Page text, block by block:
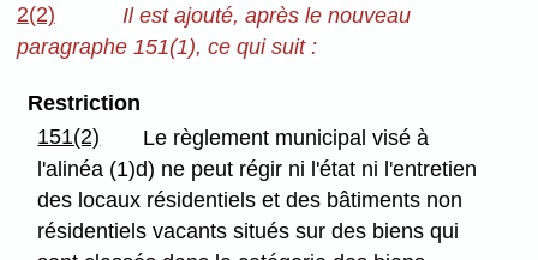
2(2)
Il est ajouté, après le nouveau
paragraphe 151(1), ce qui suit :
Restriction
151(2)
Le règlement municipal visé à
l'alinéa (1)d) ne peut régir ni l'état ni l'entretien
des locaux résidentiels et des bâtiments non
résidentiels vacants situés sur des biens qui